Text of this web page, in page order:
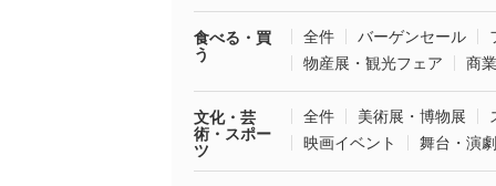
食べる・買
う
全件 バーゲンセール
物産展・観光フェア
商
文化・芸
術・スポー
ツ
全件 美術展・博物展
映画イベント
舞台・演劇